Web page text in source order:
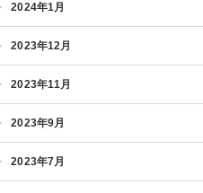
2024年1月
2023年12月
2023年11月
2023年9月
2023年7月